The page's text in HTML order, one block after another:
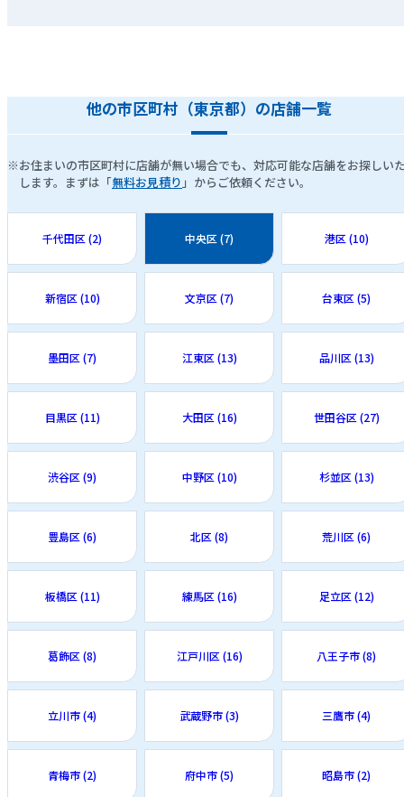
他の市区町村（東京都）の店舗一覧
※お住まいの市区町村に店舗が無い場合でも、対応可能な店舗をお探しい
します。まずは「無料お見積り 」からご依頼ください。
千代田区 (2) 中央区 (7) 港区 (10)
新宿区 (10) 文京区 (7) 台東区 (5)
墨田区 (7) 江東区 (13) 品川区 (13)
目黒区 (11) 大田区 (16) 世田谷区 (27)
渋谷区 (9) 中野区 (10) 杉並区 (13)
豊島区 (6) 北区 (8) 荒川区 (6)
板橋区 (11) 練馬区 (16) 足立区 (12)
葛飾区 (8) 江戸川区 (16) 八王子市 (8)
立川市 (4) 武蔵野市 (3) 三鷹市 (4)
青梅市 (2) 府中市 (5) 昭島市 (2)